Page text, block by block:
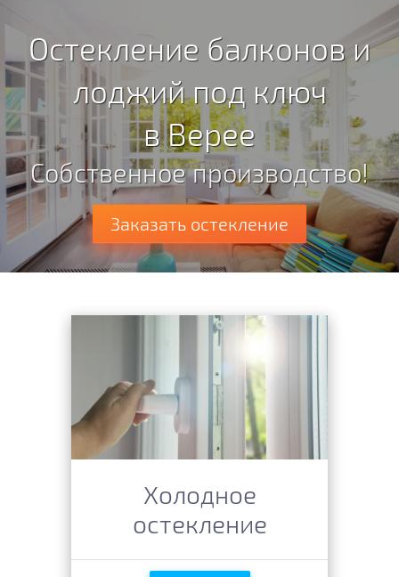
Остекление балконов и
лоджий под ключ
в Верее
Собственное производство!
Заказать остекление
Холодное
остекление